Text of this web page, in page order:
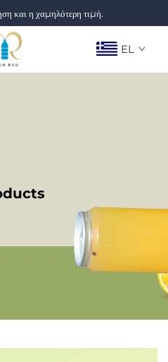
και η χαμηλότερη τιμή.
EL